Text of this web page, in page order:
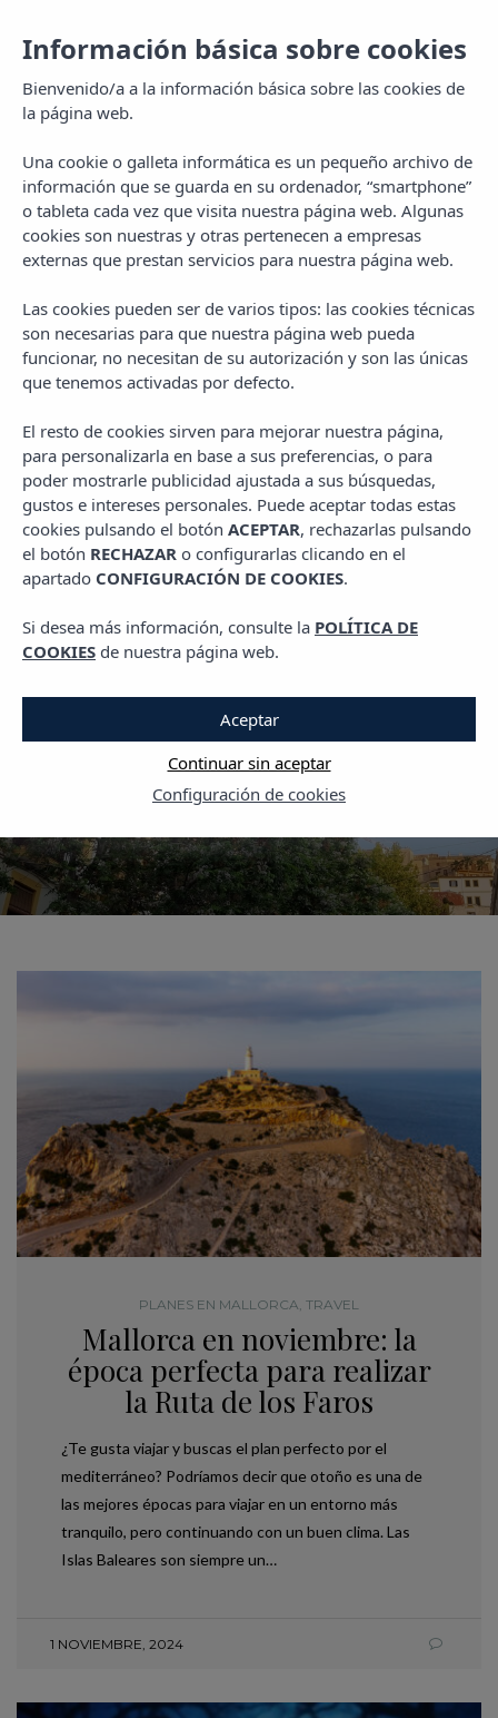
MENU
PLANES EN MALLORCA
Recorrido por el
interior: estos son los
pueblos más bonitos de
Mallorca
18 ABRIL, 2025
PLANES EN MALLORCA TRAVEL
Mallorca en noviembre: la
época perfecta para realizar
la Ruta de los Faros
¿Te gusta viajar y buscas el plan perfecto por el
mediterráneo? Podríamos decir que otoño es una de
las mejores épocas para viajar en un entorno más
tranquilo, pero continuando con un buen clima. Las
Islas Baleares son siempre un…
1 NOVIEMBRE, 2024
Información básica sobre cookies
Bienvenido/a a la información básica sobre las cookies de
la página web.
Una cookie o galleta informática es un pequeño archivo de
información que se guarda en su ordenador, “smartphone”
o tableta cada vez que visita nuestra página web. Algunas
cookies son nuestras y otras pertenecen a empresas
externas que prestan servicios para nuestra página web.
Las cookies pueden ser de varios tipos: las cookies técnicas
son necesarias para que nuestra página web pueda
funcionar, no necesitan de su autorización y son las únicas
que tenemos activadas por defecto.
El resto de cookies sirven para mejorar nuestra página,
para personalizarla en base a sus preferencias, o para
poder mostrarle publicidad ajustada a sus búsquedas,
gustos e intereses personales. Puede aceptar todas estas
cookies pulsando el botón ACEPTAR, rechazarlas pulsando
el botón RECHAZAR o configurarlas clicando en el
apartado CONFIGURACIÓN DE COOKIES.
Si desea más información, consulte la POLÍTICA DE
COOKIES de nuestra página web.
Configuración de cookies
Continuar sin aceptar
Aceptar